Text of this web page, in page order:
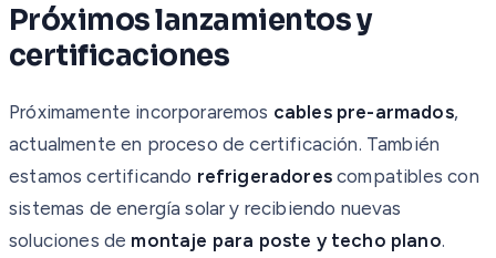
Próximos lanzamientos y
certificaciones
Próximamente incorporaremos cables pre-armados,
actualmente en proceso de certificación. También
estamos certificando refrigeradorescompatibles con
sistemas de energía solar y recibiendo nuevas
soluciones de montaje para poste y techo plano.